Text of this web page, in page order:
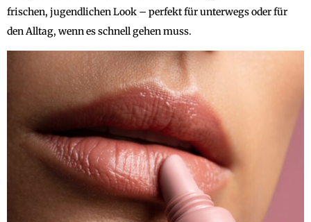
frischen, jugendlichen Look – perfekt für unterwegs oder für
den Alltag, wenn es schnell gehen muss.